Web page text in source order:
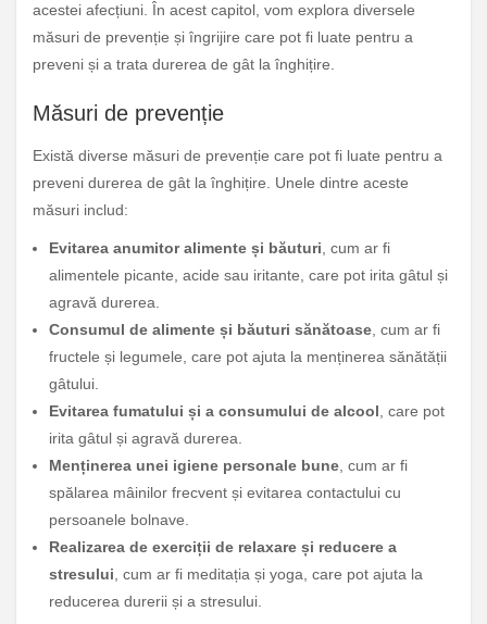
acestei afecțiuni. În acest capitol, vom explora diversele
măsuri de prevenție și îngrijire care pot fi luate pentru a
preveni și a trata durerea de gât la înghițire.
Măsuri de prevenție
Există diverse măsuri de prevenție care pot fi luate pentru a
preveni durerea de gât la înghițire. Unele dintre aceste
măsuri includ:
Evitarea anumitor alimente și băuturi, cum ar fi
alimentele picante, acide sau iritante, care pot irita gâtul și
agravă durerea.
Consumul de alimente și băuturi sănătoase, cum ar fi
fructele și legumele, care pot ajuta la menținerea sănătății
gâtului.
Evitarea fumatului și a consumului de alcool, care pot
irita gâtul și agravă durerea.
Menținerea unei igiene personale bune, cum ar fi
spălarea mâinilor frecvent și evitarea contactului cu
persoanele bolnave.
Realizarea de exerciții de relaxare și reducere a
stresului, cum ar fi meditația și yoga, care pot ajuta la
reducerea durerii și a stresului.